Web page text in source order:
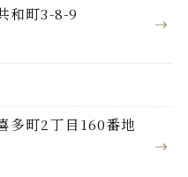
和町3-8-9
多町2丁目160番地